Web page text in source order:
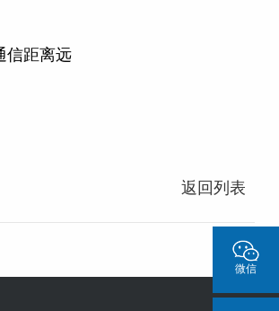
信距离远
返回列表
微信